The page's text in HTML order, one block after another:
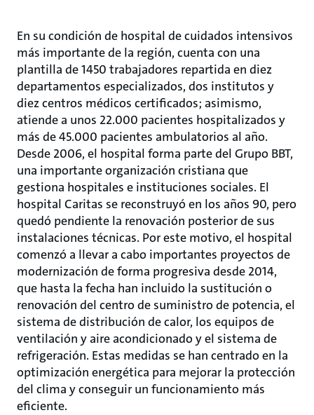
En su condición de hospital de cuidados intensivos
más importante de la región, cuenta con una
plantilla de 1450 trabajadores repartida en diez
departamentos especializados, dos institutos y
diez centros médicos certificados; asimismo,
atiende a unos 22.000 pacientes hospitalizados y
más de 45.000 pacientes ambulatorios al año.
Desde 2006, el hospital forma parte del Grupo BBT,
una importante organización cristiana que
gestiona hospitales e instituciones sociales. El
hospital Caritas se reconstruyó en los años 90, pero
quedó pendiente la renovación posterior de sus
instalaciones técnicas. Por este motivo, el hospital
comenzó a llevar a cabo importantes proyectos de
modernización de forma progresiva desde 2014,
que hasta la fecha han incluido la sustitución o
renovación del centro de suministro de potencia, el
sistema de distribución de calor, los equipos de
ventilación y aire acondicionado y el sistema de
refrigeración. Estas medidas se han centrado en la
optimización energética para mejorar la protección
del clima y conseguir un funcionamiento más
eficiente.